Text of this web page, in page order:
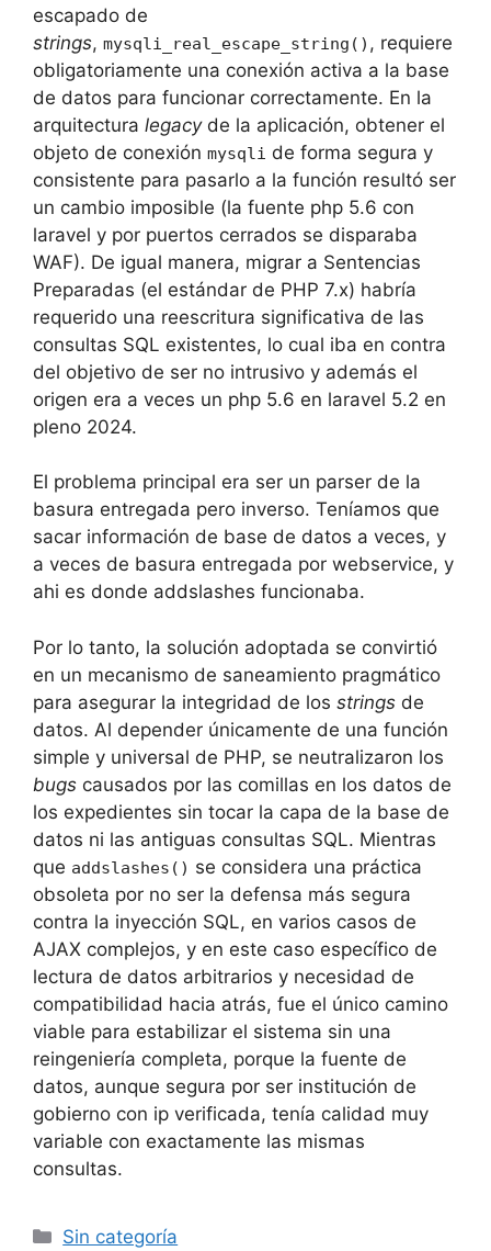
escapado de
strings, mysqli_real_escape_string() , requiere
obligatoriamente una conexión activa a la base
de datos para funcionar correctamente. En la
arquitectura legacyde la aplicación, obtener el
objeto de conexión mysqli de forma segura y
consistente para pasarlo a la función resultó ser
un cambio imposible (la fuente php 5.6 con
laravel y por puertos cerrados se disparaba
WAF). De igual manera, migrar a Sentencias
Preparadas (el estándar de PHP 7.x) habría
requerido una reescritura significativa de las
consultas SQL existentes, lo cual iba en contra
del objetivo de ser no intrusivo y además el
origen era a veces un php 5.6 en laravel 5.2 en
pleno 2024.
El problema principal era ser un parser de la
basura entregada pero inverso. Teníamos que
sacar información de base de datos a veces, y
a veces de basura entregada por webservice, y
ahi es donde addslashes funcionaba.
Por lo tanto, la solución adoptada se convirtió
en un mecanismo de saneamiento pragmático
para asegurar la integridad de los strings de
datos. Al depender únicamente de una función
simple y universal de PHP, se neutralizaron los
bugs causados por las comillas en los datos de
los expedientes sin tocar la capa de la base de
datos ni las antiguas consultas SQL. Mientras
que addslashes() se considera una práctica
obsoleta por no ser la defensa más segura
contra la inyección SQL, en varios casos de
AJAX complejos, y en este caso específico de
lectura de datos arbitrarios y necesidad de
compatibilidad hacia atrás, fue el único camino
viable para estabilizar el sistema sin una
reingeniería completa, porque la fuente de
datos, aunque segura por ser institución de
gobierno con ip verificada, tenía calidad muy
variable con exactamente las mismas
consultas.
Categorías
Sin categoría